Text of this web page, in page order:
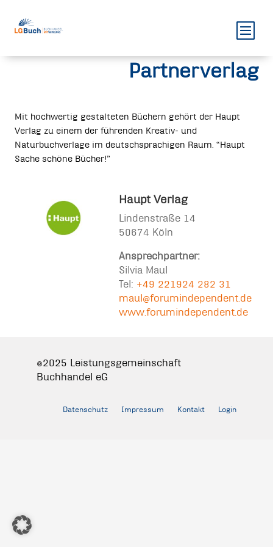
Partnerverlag
Mit hochwertig gestalteten Büchern gehört der Haupt
Verlag zu einem der führenden Kreativ- und
Naturbuchverlage im deutschsprachigen Raum. “Haupt
Sache schöne Bücher!”
Haupt Verlag
Lindenstraße 14
50674 Köln
Ansprechpartner:
Silvia Maul
Tel: +49 221924 282 31
maul@forumindependent.de
www.forumindependent.de
©2025 Leistungsgemeinschaft
Buchhandel eG
Datenschutz Impressum Kontakt Login